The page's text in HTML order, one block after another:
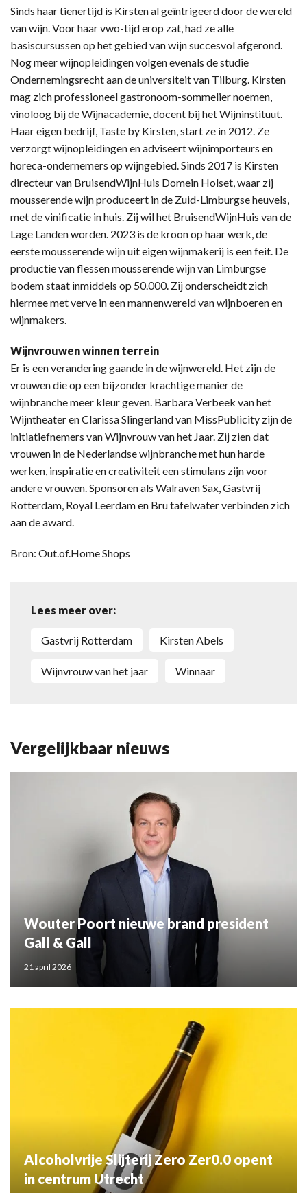
Sinds haar tienertijd is Kirsten al geïntrigeerd door de wereld
van wijn. Voor haar vwo-tijd erop zat, had ze alle
basiscursussen op het gebied van wijn succesvol afgerond.
Nog meer wijnopleidingen volgen evenals de studie
Ondernemingsrecht aan de universiteit van Tilburg. Kirsten
mag zich professioneel gastronoom-sommelier noemen,
vinoloog bij de Wijnacademie, docent bij het Wijninstituut.
Haar eigen bedrijf, Taste by Kirsten, start ze in 2012. Ze
verzorgt wijnopleidingen en adviseert wijnimporteurs en
horeca-ondernemers op wijngebied. Sinds 2017 is Kirsten
directeur van BruisendWijnHuis Domein Holset, waar zij
mousserende wijn produceert in de Zuid-Limburgse heuvels,
met de vinificatie in huis. Zij wil het BruisendWijnHuis van de
Lage Landen worden. 2023 is de kroon op haar werk, de
eerste mousserende wijn uit eigen wijnmakerij is een feit. De
productie van flessen mousserende wijn van Limburgse
bodem staat inmiddels op 50.000. Zij onderscheidt zich
hiermee met verve in een mannenwereld van wijnboeren en
wijnmakers.
Wijnvrouwen winnen terrein
Er is een verandering gaande in de wijnwereld. Het zijn de
vrouwen die op een bijzonder krachtige manier de
wijnbranche meer kleur geven. Barbara Verbeek van het
Wijntheater en Clarissa Slingerland van MissPublicity zijn de
initiatiefnemers van Wijnvrouw van het Jaar. Zij zien dat
vrouwen in de Nederlandse wijnbranche met hun harde
werken, inspiratie en creativiteit een stimulans zijn voor
andere vrouwen. Sponsoren als Walraven Sax, Gastvrij
Rotterdam, Royal Leerdam en Bru tafelwater verbinden zich
aan de award.
Bron: Out.of.Home Shops
Lees meer over:
Gastvrij Rotterdam Kirsten Abels
wijnvrouw van het jaar winnaar
Vergelijkbaar nieuws
Wouter Poort nieuwe brand president
Gall & Gall
21 april 2026
Alcoholvrije Slijterij Zero Zer0.0 opent
in centrum Utrecht